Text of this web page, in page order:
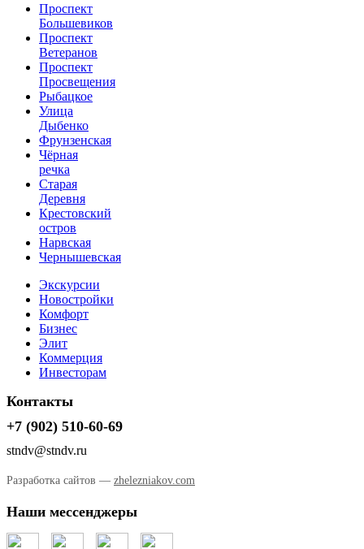
Проспект
Большевиков
Проспект
Ветеранов
Проспект
Просвещения
Рыбацкое
Улица
Дыбенко
Фрунзенская
Чёрная
речка
Старая
Деревня
Крестовский
остров
Нарвская
Чернышевская
Экскурсии
Новостройки
Комфорт
Бизнес
Элит
Коммерция
Инвесторам
Контакты
+7 (902) 510-60-69
stndv@stndv.ru
Разработка сайтов — zhelezniakov.com
Наши мессенджеры